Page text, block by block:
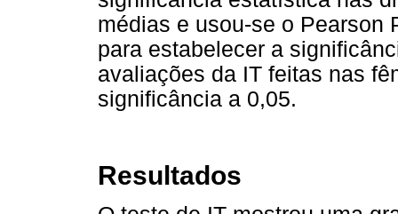
médias e usou-se o Pearson
para estabelecer a
avaliações da IT feitas nas
significância a 0,05.
Resultados